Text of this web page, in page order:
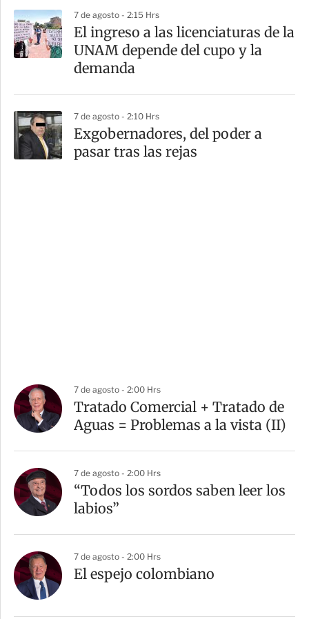
7 de agosto - 2:15 Hrs
El ingreso a las licenciaturas de la
UNAM depende del cupo y la
demanda
7 de agosto - 2:10 Hrs
Exgobernadores, del poder a
pasar tras las rejas
7 de agosto - 2:00 Hrs
Tratado Comercial + Tratado de
Aguas = Problemas a la vista (II)
7 de agosto - 2:00 Hrs
“Todos los sordos saben leer los
labios”
7 de agosto - 2:00 Hrs
El espejo colombiano